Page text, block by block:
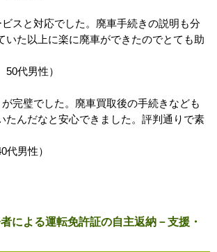
スと対応でした。廃車手続きの説明も分
いた以上に楽に廃車ができたのでとても助
代男性）
完璧でした。廃車買取後の手続きなども
たんだなと安心できました。評判通りで素
男性）
者による運転免許証の自主返納－支援・